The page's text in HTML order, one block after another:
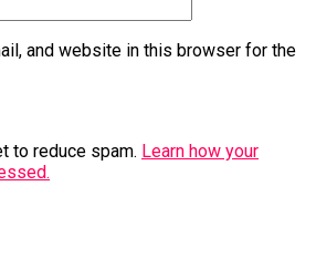
and website in this browser for the
to reduce spam. Learn how your